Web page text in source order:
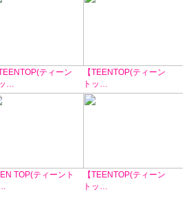
TEENTOP(ティーン
…
【TEENTOP(ティーン
トッ…
TOP(ティーント
【TEENTOP(ティーン
トッ…